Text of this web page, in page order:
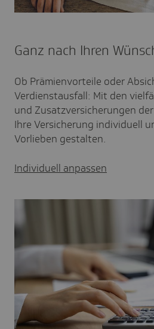
Ganz nach Ihren
Ob Prämienvorteile oder
Verdienstausfall: Mit den
und Zusatzversicherungen
Ihre Versicherung individuell
Vorlieben gestalten.
Individuell anpassen